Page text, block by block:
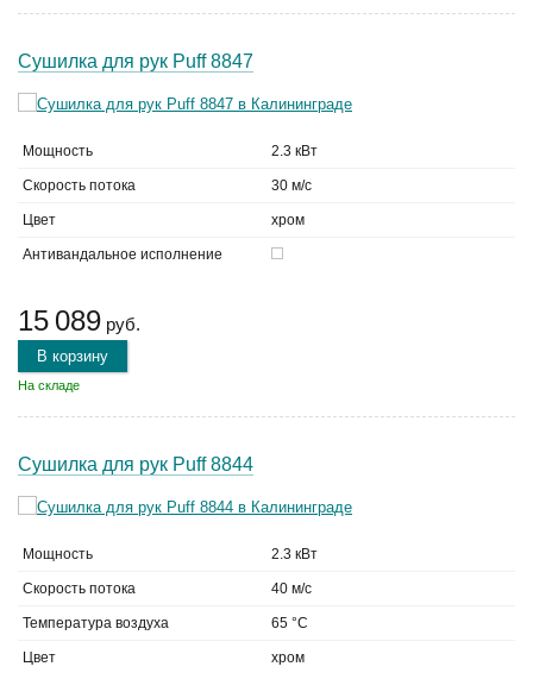
Сушилка для рук Puff 8847
Мощность 2.3 кВт
Скорость потока 30 м/с
Цвет хром
Антивандальное исполнение
15 089 руб.
В корзину
На складе
Сушилка для рук Puff 8844
Мощность 2.3 кВт
Скорость потока 40 м/с
Температура воздуха 65 °C
Цвет хром